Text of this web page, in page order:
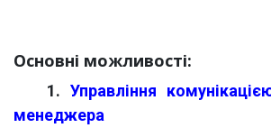
Основні можливості:
​1. Управління
менеджера